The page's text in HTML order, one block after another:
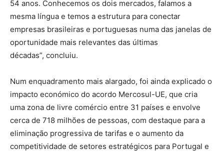
54 anos. Conhecemos os dois mercados, falamos a
mesma língua e temos a estrutura para conectar
empresas brasileiras e portuguesas numa das janelas de
oportunidade mais relevantes das últimas
décadas”, concluiu.
Num enquadramento mais alargado, foi ainda explicado o
impacto económico do acordo Mercosul-UE, que cria
uma zona de livre comércio entre 31 países e envolve
cerca de 718 milhões de pessoas, com destaque para a
eliminação progressiva de tarifas e o aumento da
competitividade de setores estratégicos para Portugal e